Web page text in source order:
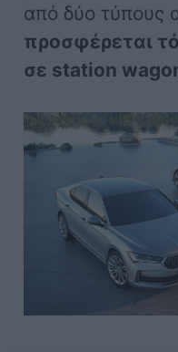
από δύο τύπους
προσφέρεται
σε station